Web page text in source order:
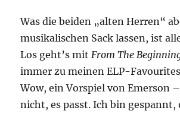
Was die beiden „alten Herren“
musikalischen Sack lassen, ist
Los geht’s mit From The
immer zu meinen ELP-
Wow, ein Vorspiel von Emerson
nicht, es passt. Ich bin gespannt,